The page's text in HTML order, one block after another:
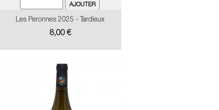
Les Peronnes 2025 - Tardieux
Prix
8,00 €